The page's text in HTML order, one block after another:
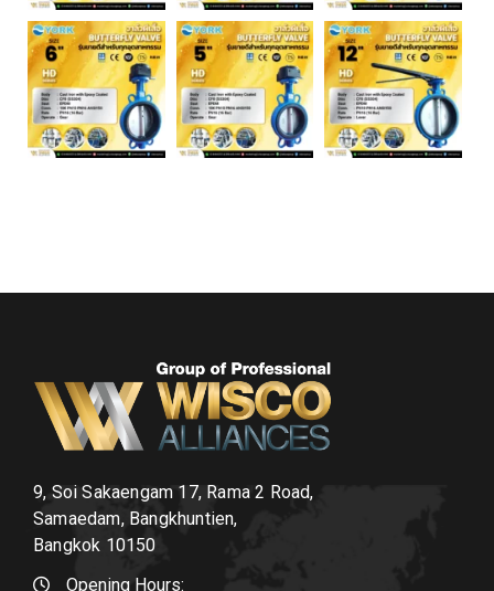
9, Soi Sakaengam 17, Rama 2 Road,
Samaedam, Bangkhuntien,
Bangkok 10150
Opening Hours: